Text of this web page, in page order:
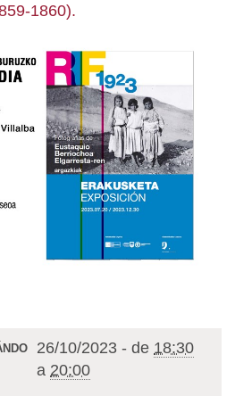
1860).
26/10/2023 - de 18:30
a 20:00